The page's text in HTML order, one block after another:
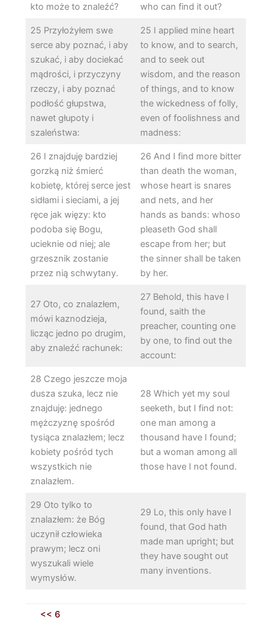
kto może to znaleźć?
who can find it out?
25 Przyłożyłem swe
serce aby poznać, i aby
szukać, i aby dociekać
mądrości, i przyczyny
rzeczy, i aby poznać
podłość głupstwa,
nawet głupoty i
szaleństwa:
25 I applied mine heart
to know, and to search,
and to seek out
wisdom, and the reason
of things, and to know
the wickedness of folly,
even of foolishness and
madness:
26 I znajduję bardziej
gorzką niż śmierć
kobietę, której serce jest
sidłami i sieciami, a jej
ręce jak więzy: kto
podoba się Bogu,
ucieknie od niej; ale
grzesznik zostanie
przez nią schwytany.
26 And I find more bitter
than death the woman,
whose heart is snares
and nets, and her
hands as bands: whoso
pleaseth God shall
escape from her; but
the sinner shall be taken
by her.
27 Oto, co znalazłem,
mówi kaznodzieja,
licząc jedno po drugim,
aby znaleźć rachunek:
27 Behold, this have I
found, saith the
preacher, counting one
by one, to find out the
account:
28 Czego jeszcze moja
dusza szuka, lecz nie
znajduję: jednego
mężczyznę spośród
tysiąca znalazłem; lecz
kobiety pośród tych
wszystkich nie
znalazłem.
28 Which yet my soul
seeketh, but I find not:
one man among a
thousand have I found;
but a woman among all
those have I not found.
29 Oto tylko to
znalazłem: że Bóg
uczynił człowieka
prawym; lecz oni
wyszukali wiele
wymysłów.
29 Lo, this only have I
found, that God hath
made man upright; but
they have sought out
many inventions.
<< 6